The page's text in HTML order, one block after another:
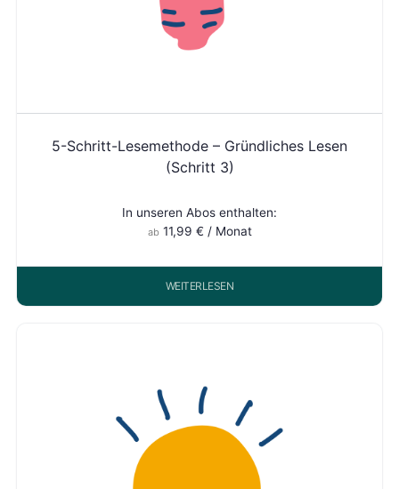
5-Schritt-Lesemethode – Gründliches Lesen
(Schritt 3)
In unseren Abos enthalten:
ab 11,99 € / Monat
WEITERLESEN